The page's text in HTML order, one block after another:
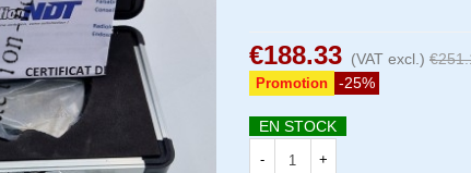
€188.33 (VAT excl.)
Promotion -25%
EN STOCK
- +